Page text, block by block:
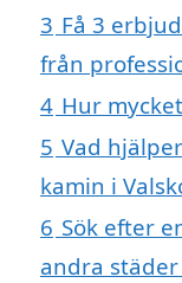
3 Få 3
från
4 Hur
5 Vad
kamin i
6 Sök efter
andra